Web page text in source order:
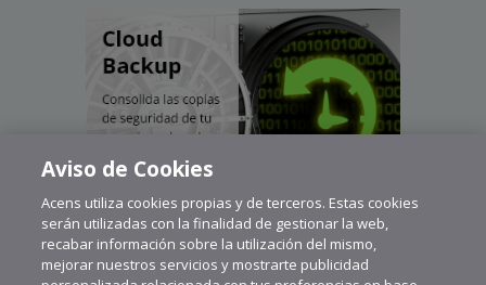
Aviso de Cookies
Acens utiliza cookies propias y de terceros. Estas cookies
serán utilizadas con la finalidad de gestionar la web,
recabar información sobre la utilización del mismo,
mejorar nuestros servicios y mostrarte publicidad